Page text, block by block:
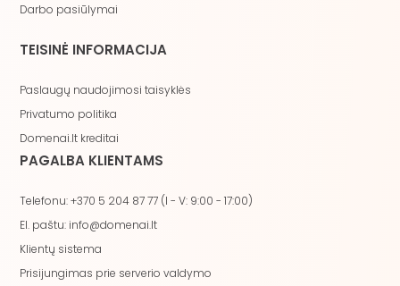
Darbo pasiūlymai
TEISINĖ INFORMACIJA
Paslaugų naudojimosi taisyklės
Privatumo politika
Domenai.lt kreditai
PAGALBA KLIENTAMS
Telefonu: +370 5 204 87 77 (I - V: 9:00 - 17:00)
El. paštu: info@domenai.lt
Klientų sistema
Prisijungimas prie serverio valdymo